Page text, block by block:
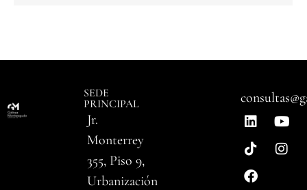
SEDE
PRINCIPAL
Jr.
Monterrey
355, Piso 9,
Urbanización